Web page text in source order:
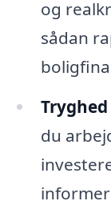
og
sådan
du